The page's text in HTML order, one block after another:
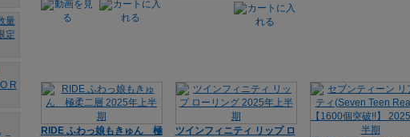
RIDE ふわっ娘もきゅん 極
ツインフィニティ リップ ロ